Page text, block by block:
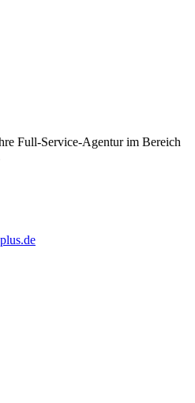
Full-Service-Agentur im Bereich